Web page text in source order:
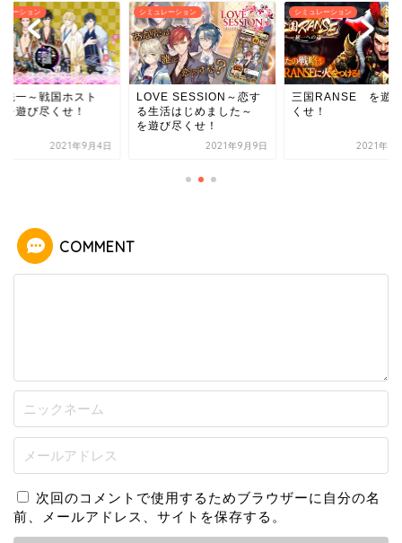
レーション
SESSION～恋す
活はじめました～
2021年9月9日
シミュレーション
三国RANSE を遊び尽
くせ！
2021年7月17日
シミュレーション
恋下統一～戦国ホス
～ を遊び尽くせ！
2021年
COMMENT
次回のコメントで使用するためブラウザーに自分の名
前、メールアドレス、サイトを保存する。